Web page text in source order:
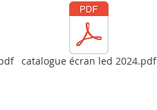
catalogue écran led 2024.pdf